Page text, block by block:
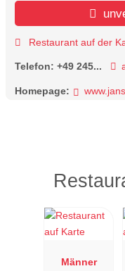
Restaurant auf der
Telefon: +49 245...
Homepage:
Männer